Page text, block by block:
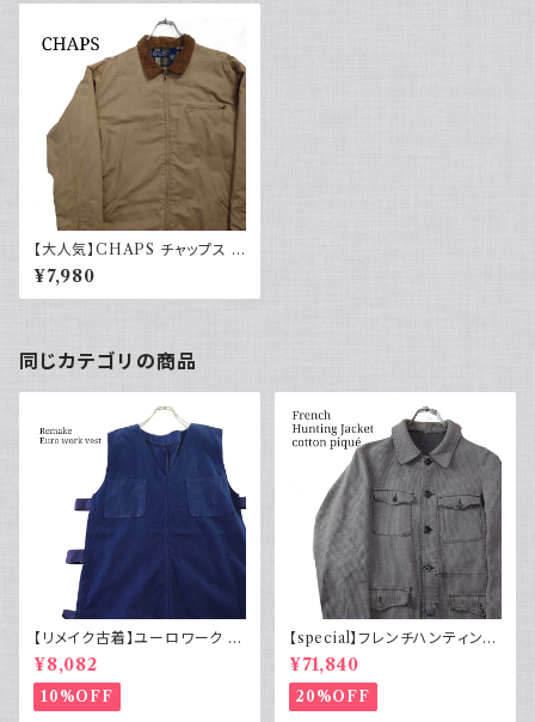
【大人気】CHAPS チャップス ブ
ルゾン ジャケット スイングトップ
¥7,980
同じカテゴリの商品
【リメイク古着】ユーロワーク ベ
スト フランス軍GAOモチーフ 管
理番号E217
¥8,082
10%OFF
【special】フレンチハンティング
ジャケット コットンピケ 動物ボ
タン50s
¥71,840
20%OFF